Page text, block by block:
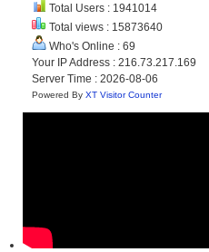
Total Users : 1941014
Total views : 15873640
Who's Online : 69
Your IP Address : 216.73.217.169
Server Time : 2026-08-06
Powered By XT Visitor Counter